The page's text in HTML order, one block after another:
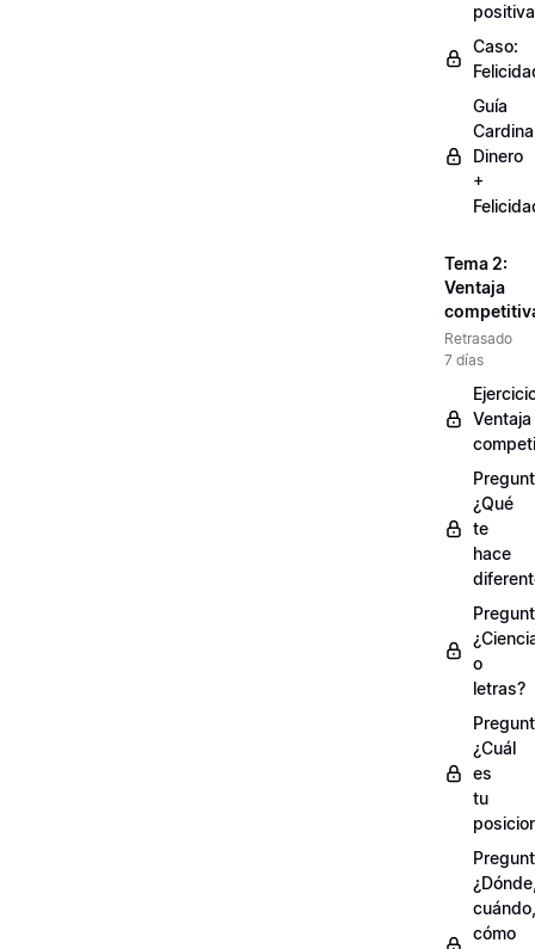
positiva
Caso:
Guía
Dinero
+
Tema 2:
Ventaja
Retrasado
7 días
Ventaja
¿Qué
te
hace
o
letras?
¿Cuál
es
tu
cuándo,
cómo